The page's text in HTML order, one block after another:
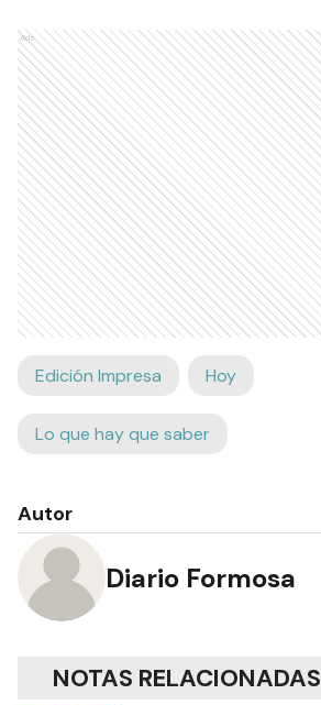
Ads
Edición Impresa Hoy
Lo que hay que saber
Autor
Diario Formosa
NOTAS RELACIONADAS